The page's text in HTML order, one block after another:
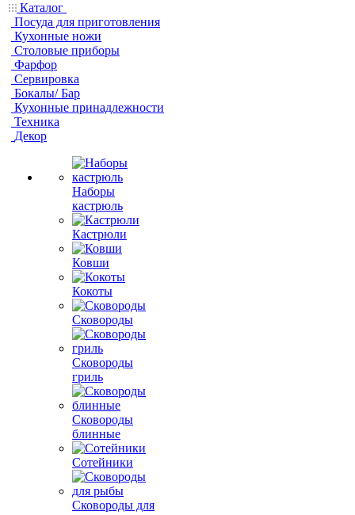
Каталог
Посуда для приготовления
Кухонные ножи
Столовые приборы
Фарфор
Сервировка
Бокалы/ Бар
Кухонные принадлежности
Техника
Декор
Наборы
кастрюль
Кастрюли
Ковши
Кокоты
Сковороды
Сковороды
гриль
Сковороды
блинные
Сотейники
Сковороды для